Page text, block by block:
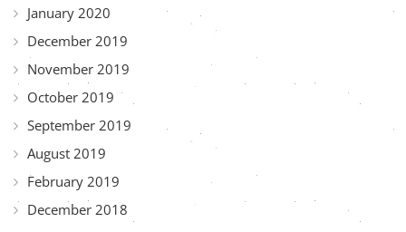
January 2020
December 2019
November 2019
October 2019
September 2019
August 2019
February 2019
December 2018